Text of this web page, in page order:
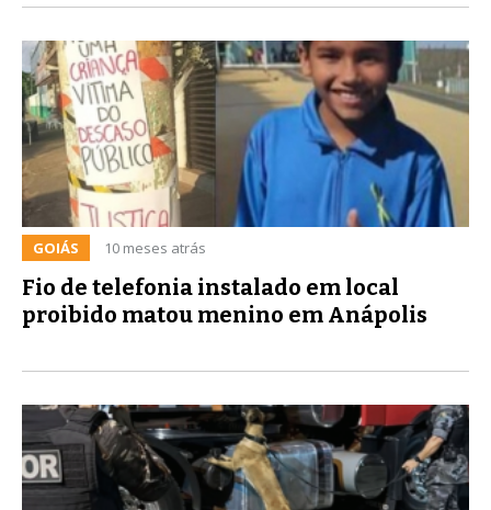
GOIÁS 10 meses atrás
Fio de telefonia instalado em local
proibido matou menino em Anápolis